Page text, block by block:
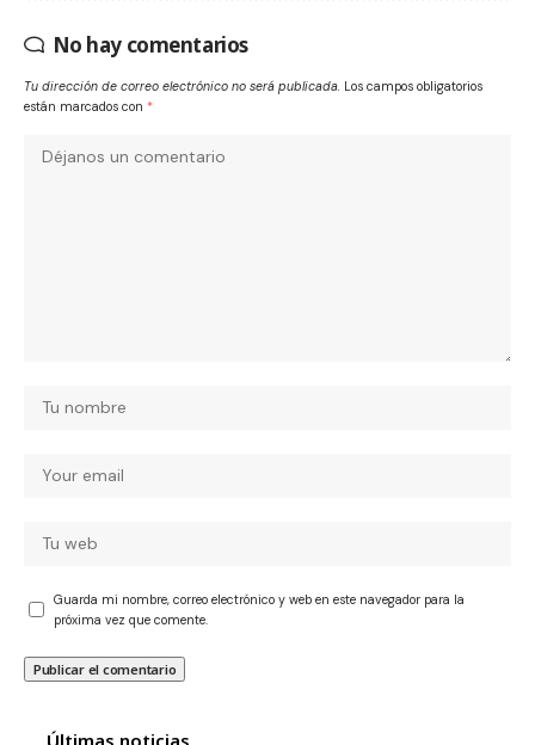
No hay comentarios
Tu dirección de correo electrónico no será publicada. Los campos obligatorios
están marcados con *
Guarda mi nombre, correo electrónico y web en este navegador para la
próxima vez que comente.
Últimas noticias